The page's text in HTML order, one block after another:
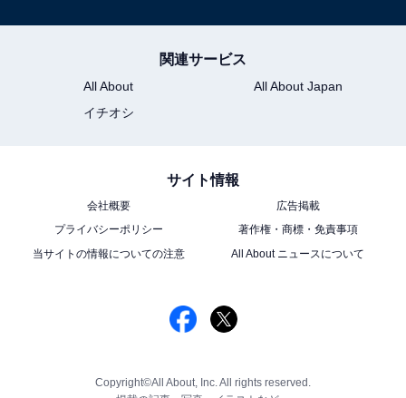
関連サービス
All About
All About Japan
イチオシ
サイト情報
会社概要
広告掲載
プライバシーポリシー
著作権・商標・免責事項
当サイトの情報についての注意
All About ニュースについて
Copyright©All About, Inc. All rights reserved.